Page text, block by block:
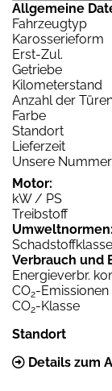
Allgemeine
Fahrzeugtyp
Karosserieform
Erst-Zul.
Getriebe
Kilometerstand
Anzahl der
Farbe
Standort
Lieferzeit
Unsere Nummer
Motor:
kW / PS
Treibstoff
Umweltnormen:
Schadstoffklasse
Verbrauch und
Energieverbr.
CO2-Emissionen
CO2-Klasse
Standort
Details zum